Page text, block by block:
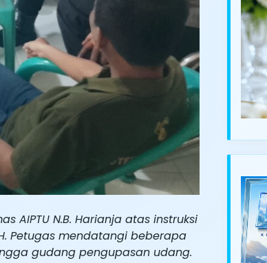
AIPTU N.B. Harianja atas instruksi
Petugas mendatangi beberapa
gudang pengupasan udang.